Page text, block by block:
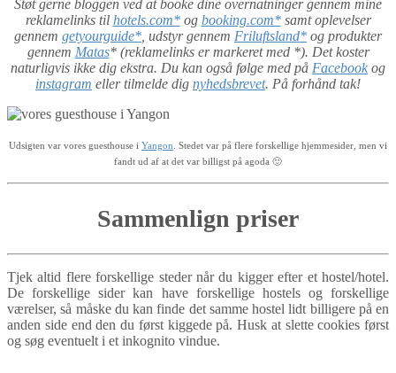
Støt gerne bloggen ved at booke dine overnatninger gennem mine
reklamelinks til hotels.com*og booking.com*samt oplevelser
gennem getyourguide* , udstyr gennem Friluftsland* og produkter
gennem Matas* (reklamelinks er markeret med *). Det koster
naturligvis ikke dig ekstra. Du kan også følge med på Facebook og
instagram eller tilmelde dig nyhedsbrevet. På forhånd tak!
Udsigten var vores guesthouse i Yangon . Stedet var på flere forskellige hjemmesider, men vi
fandt ud af at det var billigst på agoda 🙂
Sammenlign priser
Tjek altid flere forskellige steder når du kigger efter et hostel/hotel.
De forskellige sider kan have forskellige hostels og forskellige
værelser, så måske du kan finde det samme hostel lidt billigere på en
anden side end den du først kiggede på. Husk at slette cookies først
og søg eventuelt i et inkognito vindue.